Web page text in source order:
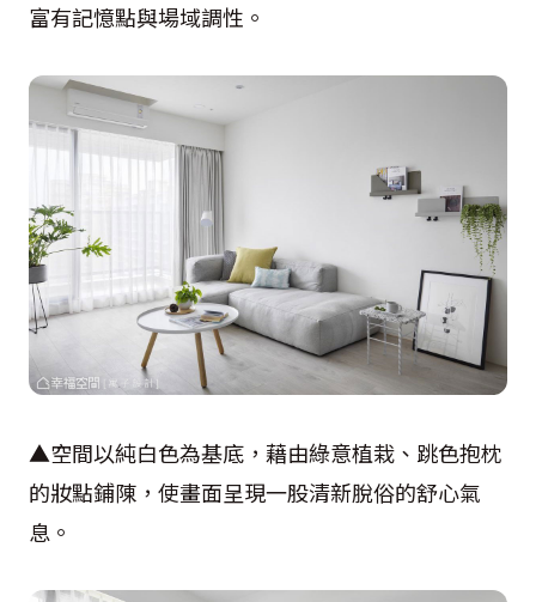
富有記憶點與場域調性。
▲空間以純白色為基底，藉由綠意植栽、跳色抱枕
的妝點鋪陳，使畫面呈現一股清新脫俗的舒心氣
息。